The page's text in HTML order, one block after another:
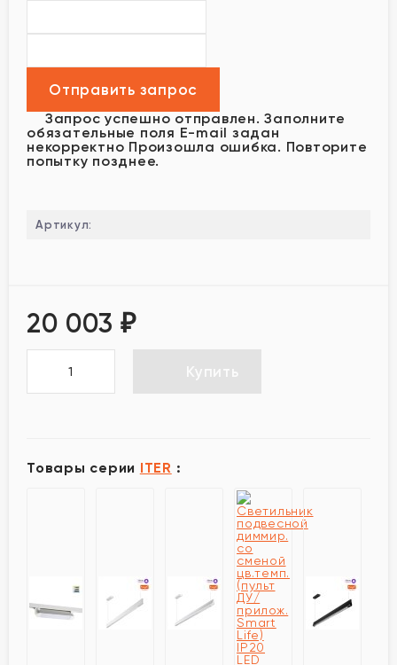
Запрос успешно отправлен. Заполните
обязательные поля E-mail задан
некорректно Произошла ошибка. Повторите
попытку позднее.
Артикул:
20 003₽
Купить
Товары серии ITER :